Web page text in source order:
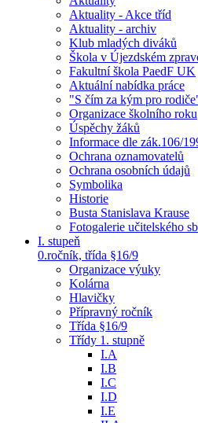
Aktuality - Akce tříd
Aktuality - archiv
Klub mladých diváků
Škola v Újezdském
Fakultní škola PaedF UK
Aktuální nabídka práce
"S čím za kým pro
Organizace školního roku
Úspěchy žáků
Informace dle zák.106/
Ochrana oznamovatelů
Ochrana osobních údajů
Symbolika
Historie
Busta Stanislava Krause
Fotogalerie učitelského
I. stupeň
0.ročník, třída §16/9
Organizace výuky
Kolárna
Hlavičky
Přípravný ročník
Třída §16/9
Třídy 1. stupně
I.A
I.B
I.C
I.D
I.E